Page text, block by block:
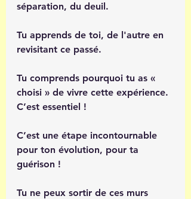
séparation, du deuil.
Tu apprends de toi, de l'autre en
revisitant ce passé.
Tu comprends pourquoi tu as «
choisi » de vivre cette expérience.
C’est essentiel !
C’est une étape incontournable
pour ton évolution, pour ta
guérison !
Tu ne peux sortir de ces murs